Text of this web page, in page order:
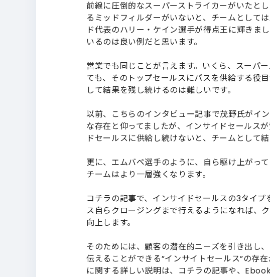
前線に圧倒的なスーパーストライカーがいたと
るミッドフィルダーがいないと、チームとして
ド代表のハリー・ケイン選手が得点王に輝きま
いるのは良い例だと思います。
営業でも同じことが言えます。いくら、スーパ
ても、そのトップセールスにパスを供給する役
して結果を残し続けるのは難しいです。
以前、こちらのインタビュー記事で茂野氏がイ
な存在と仰ってましたが、インサイドセールス
ドセールスに供給し続けないと、チームとして
更に、エムバペ選手のように、自ら駆け上がっ
チームはより一層強くなります。
コチラの記事で、インサイドセールスの3タイ
ス自らクロージングまで行えるようになれば、
向上します。
そのためには、顧客の潜在的ニーズを引き出し
伝えることができる”インサイトセールス”の存
に関する詳しい説明は、コチラの記事や、